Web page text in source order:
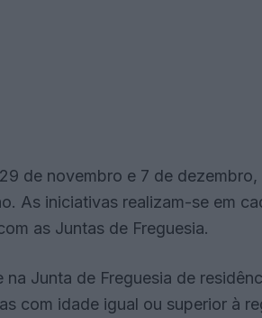
de novembro e 7 de dezembro,
As iniciativas realizam-se em
as Juntas de Freguesia.
Junta de Freguesia de
com idade igual ou superior à